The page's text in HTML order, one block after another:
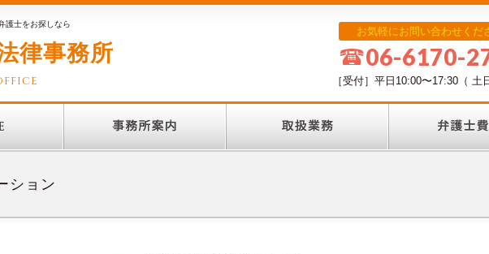
護士をお探しなら
律事務所
お気軽にお問い合わせくだ
06-6170-
［受付］平日10:00〜17:30（
ション